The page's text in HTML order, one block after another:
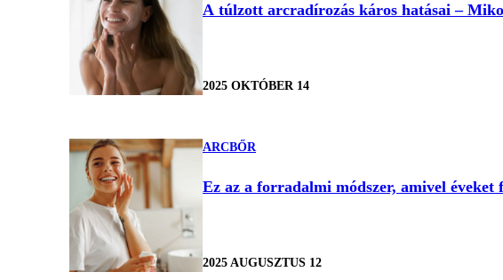
A túlzott arcradírozás káros hatásai –
2025 OKTÓBER 14
ARCBŐR
Ez az a forradalmi módszer, amivel éveket
2025 AUGUSZTUS 12